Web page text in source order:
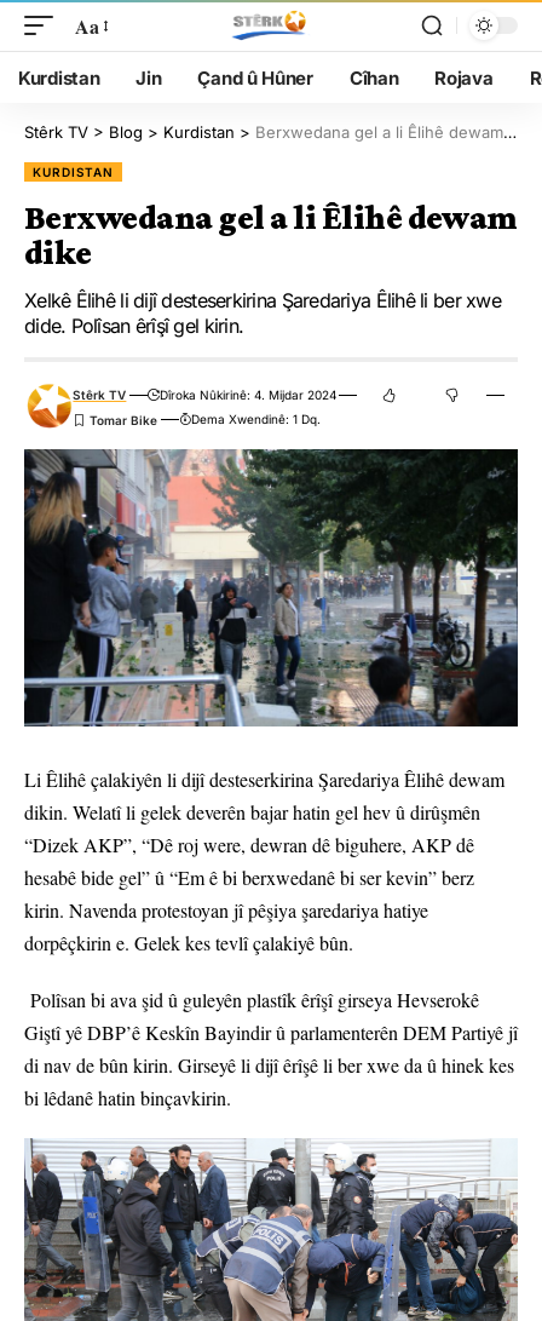
Aa
Kurdistan Jin Çand û Hûner Cîhan Rojava
Stêrk TV > Blog > Kurdistan > Berxwedana gel a li Êlihê dewam dike
KURDISTAN
Berxwedana gel a li Êlihê dewam
dike
Xelkê Êlihê li dijî desteserkirina Şaredariya Êlihê li ber xwe
dide. Polîsan êrîşî gel kirin.
Stêrk TV
Dîroka Nûkirinê: 4. Mijdar 2024
Dema Xwendinê: 1 Dq.
Li Êlihê çalakiyên li dijî desteserkirina Şaredariya Êlihê dewam
dikin. Welatî li gelek deverên bajar hatin gel hev û dirûşmên
“Dizek AKP”, “Dê roj were, dewran dê biguhere, AKP dê
hesabê bide gel” û “Em ê bi berxwedanê bi ser kevin” berz
kirin. Navenda protestoyan jî pêşiya şaredariya hatiye
dorpêçkirin e. Gelek kes tevlî çalakiyê bûn.
Polîsan bi ava şid û guleyên plastîk êrîşî girseya Hevserokê
Giştî yê DBP’ê Keskîn Bayindir û parlamenterên DEM Partiyê jî
di nav de bûn kirin. Girseyê li dijî êrîşê li ber xwe da û hinek kes
bi lêdanê hatin binçavkirin.